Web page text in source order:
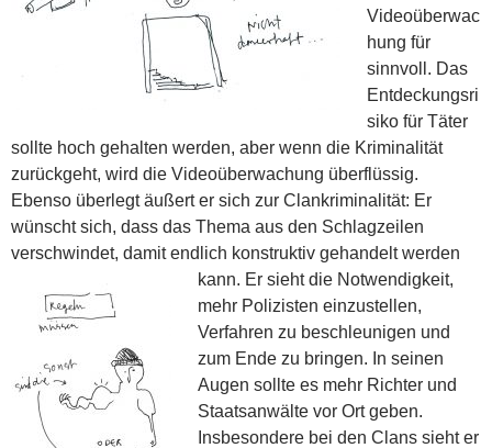
Videoüberwac
hung für
sinnvoll. Das
Entdeckungsri
siko für Täter
sollte hoch gehalten werden, aber wenn die Kriminalität
zurückgeht, wird die Videoüberwachung überflüssig.
Ebenso überlegt äußert er sich zur Clankriminalität: Er
wünscht sich, dass das Thema aus den Schlagzeilen
verschwindet, damit endlich konstruktiv gehandelt werden
kann. Er sieht die Notwendigkeit,
mehr Polizisten einzustellen,
Verfahren zu beschleunigen und
zum Ende zu bringen. In seinen
Augen sollte es mehr Richter und
Staatsanwälte vor Ort geben.
Insbesondere bei den Clans sieht er